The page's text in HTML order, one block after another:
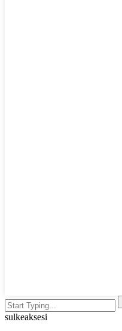
sulkeaksesi